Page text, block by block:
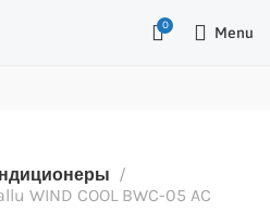
0 Menu
WIND COOL BWC-05 AC